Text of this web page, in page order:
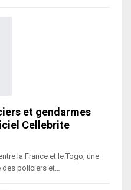
et gendarmes
Cellebrite
la France et le Togo, une
des policiers et…